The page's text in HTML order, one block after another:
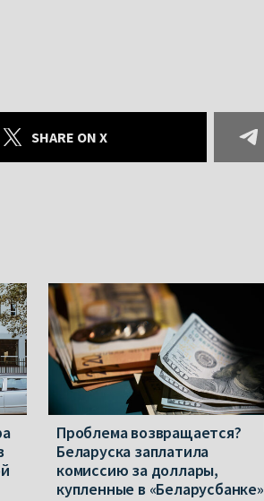
SHARE ON X
Проблема возвращается?
Беларуска заплатила
комиссию за доллары,
купленные в «Беларусбанке»